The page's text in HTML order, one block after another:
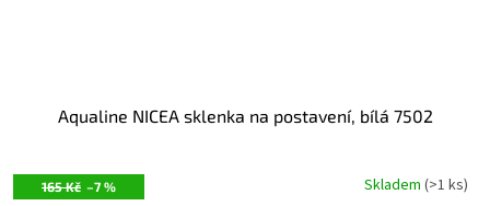
165 Kč –7 %
Aqualine NICEA sklenka na postavení, bílá 7502
Skladem (>1 ks)